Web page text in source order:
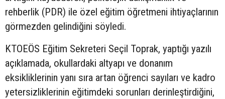
rehberlik (PDR) ile özel eğitim öğretmeni ihtiyaçlarının
görmezden gelindiğini söyledi.
KTOEÖS Eğitim Sekreteri Seçil Toprak, yaptığı yazılı
açıklamada, okullardaki altyapı ve donanım
eksikliklerinin yanı sıra artan öğrenci sayıları ve kadro
yetersizliklerinin eğitimdeki sorunları derinleştirdiğini,